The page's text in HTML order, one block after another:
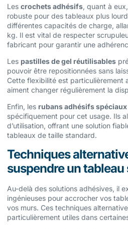
Les crochets adhésifs, quant à
robuste pour des tableaux plus
différentes capacités de charge,
kg. Il est vital de respecter
fabricant pour garantir une
Les pastilles de gel réutilisables
pouvoir être repositionnées sans
Cette flexibilité est particulièrement
aiment changer régulièrement la
Enfin, les rubans adhésifs
spécifiquement pour cet usage. Ils
d’utilisation, offrant une solution
tableaux de taille standard.
Techniques
suspendre un tableau
Au-delà des solutions adhésives, il
ingénieuses pour accrocher vos
vos murs. Ces techniques
particulièrement utiles dans